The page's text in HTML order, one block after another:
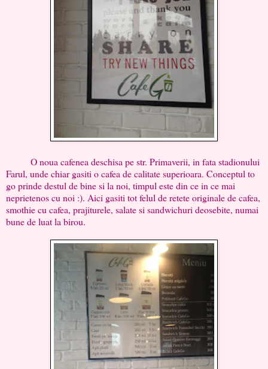
O noua cafenea deschisa pe str. Primaverii, in fata stadionului
Farul, unde chiar gasiti o cafea de calitate superioara. Conceptul to
go prinde destul de bine si la noi, timpul este din ce in ce mai
neprietenos cu noi :). Aici gasiti tot felul de retete originale de cafea,
smothie cu cafea, prajiturele, salate si sandwichuri deosebite, numai
bune de luat la birou.